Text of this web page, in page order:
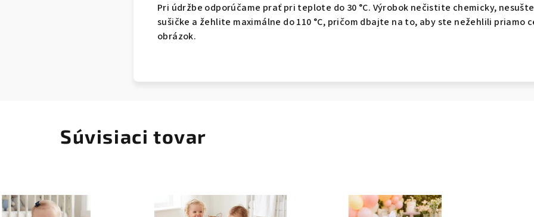
Pri údržbe odporúčame prať pri teplote do 30 °C. Výrobok nečistite chemicky,
sušičke a žehlite maximálne do 110 °C, pričom dbajte na to, aby ste nežehlili priamo
obrázok.
Súvisiaci tovar